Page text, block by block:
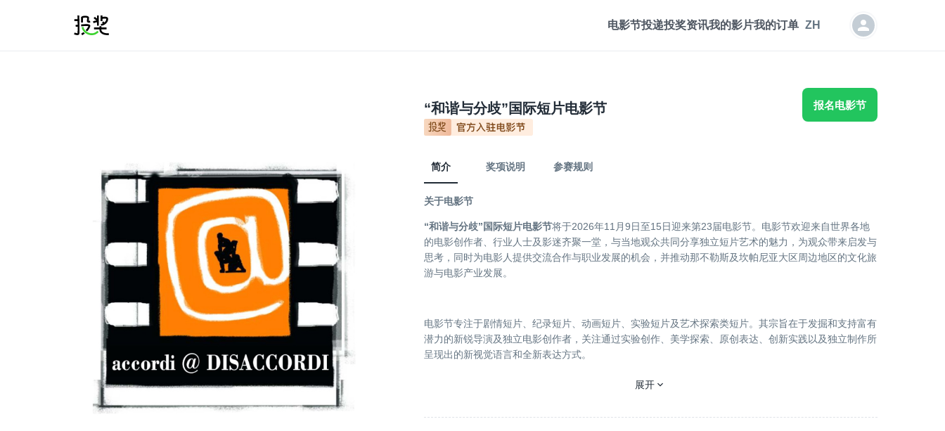
电影节投递投奖资讯我的影片我的订单 ZH
“和谐与分歧”国际短片电影节 报名电影节
简介 奖项说明 参赛规则
关于电影节
“和谐与分歧”国际短片电影节将于2026年11月9日至15日迎来第23届电影节。电影节欢迎来自世界各地
的电影创作者、行业人士及影迷齐聚一堂，与当地观众共同分享独立短片艺术的魅力，为观众带来启发与
思考，同时为电影人提供交流合作与职业发展的机会，并推动那不勒斯及坎帕尼亚大区周边地区的文化旅
游与电影产业发展。
电影节专注于剧情短片、纪录短片、动画短片、实验短片及艺术探索类短片。其宗旨在于发掘和支持富有
潜力的新锐导演及独立电影创作者，关注通过实验创作、美学探索、原创表达、创新实践以及独立制作所
呈现出的新视觉语言和全新表达方式。
了解全球短片创作动态的窗口。
展开